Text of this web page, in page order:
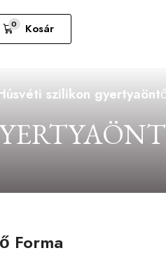
0 Kosár
szilikon
Forma